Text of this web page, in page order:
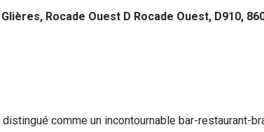
Rocade Ouest D Rocade Ouest, D910,
distingué comme un incontournable bar-